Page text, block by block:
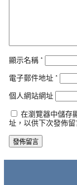
顯示名稱 *
電子郵件地址 *
個人網站網址
在瀏覽器中儲存
址，以供下次發佈留